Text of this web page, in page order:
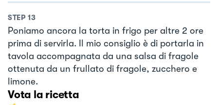
STEP 13
Poniamo ancora la torta in frigo per altre 2 ore
prima di servirla. Il mio consiglio è di portarla in
tavola accompagnata da una salsa di fragole
ottenuta da un frullato di fragole, zucchero e
limone.
Vota la ricetta